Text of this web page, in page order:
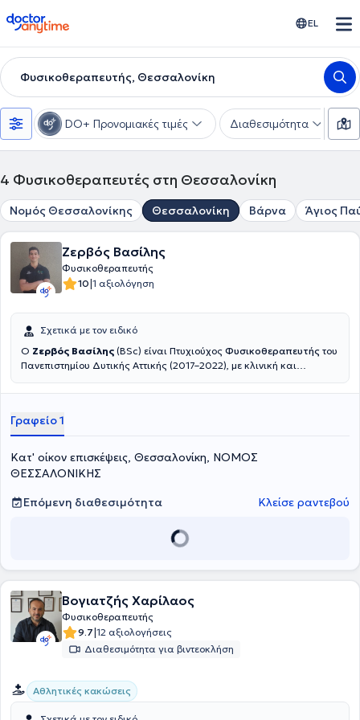
doctoranytime EL
Φυσικοθεραπευτής, Θεσσαλονίκη
DO+ Προνομιακές τιμές Διαθεσιμότητα
4 Φυσικοθεραπευτές στη Θεσσαλονίκη
Νομός Θεσσαλονίκης Θεσσαλονίκη Βάρνα Άγιος
Ζερβός Βασίλης
Φυσικοθεραπευτής
10|1 αξιολόγηση
Σχετικά με τον ειδικό
Ο Ζερβός Βασίλης (BSc) είναι Πτυχιούχος Φυσικοθεραπευτής του
Πανεπιστημίου Δυτικής Αττικής (2017–2022), με κλινική και
μυοσκελετικές παθήσεις έως νευρολογικές βλάβες και αθλητικές
φυσικοθεραπευτήρια, αθλητικές ομάδες και κέντρα
αποκατάστασης, καθώς και σε κατ’ οίκον θεραπείες. Εξειδικεύεται
στην αποκατάσταση μετεγχειρητικών περιστατικών,στη θεραπεία
μυοσκελετικών δυσλειτουργιών, στη νευρολογική αποκατάσταση,
και στην εφαρμογή θεραπευτικής & αθλητικής μάλαξης.Είναι
κάτοχος διπλώματος Manual Therapy (Hellenic OMT eDu,
και
μέλος του Πανελλήνιου Συλλόγου Φυσικοθεραπευτών από το 2022.
Γραφείο 1
Κατ' οίκον επισκέψεις, Θεσσαλονίκη, ΝΟΜΟΣ
ΘΕΣΣΑΛΟΝΙΚΗΣ
Επόμενη διαθεσιμότητα
Κλείσε ραντεβού
Βογιατζής Χαρίλαος
Φυσικοθεραπευτής
9.7|12 αξιολογήσεις
Διαθεσιμότητα για βιντεοκλήση
Αθλητικές κακώσεις